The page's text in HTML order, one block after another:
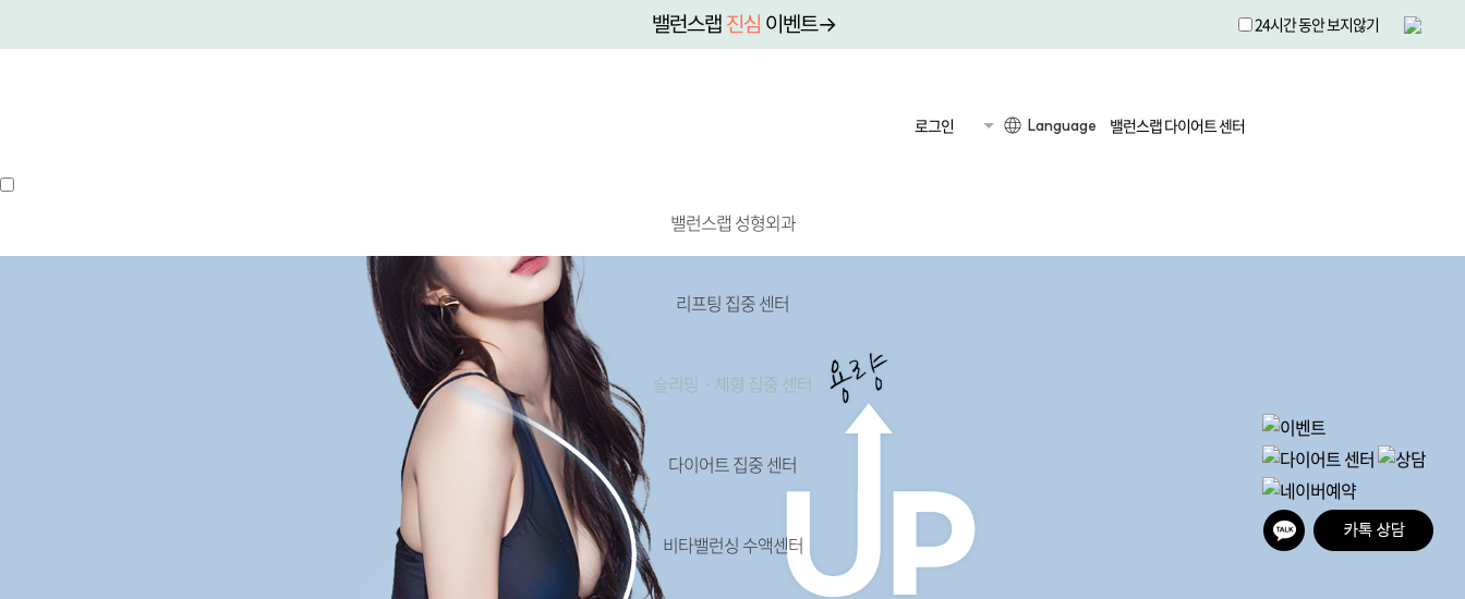
24시간 동안 보지않기
밸런스랩 진심 이벤트→
로그인 Language 밸런스랩 다이어트 센터
밸런스랩 성형외과
리프팅 집중 센터
슬리밍ㆍ체형 집중 센터
다이어트 집중 센터
비타밸런싱 수액센터